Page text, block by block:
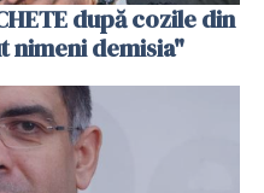
după cozile din
nimeni demisia"